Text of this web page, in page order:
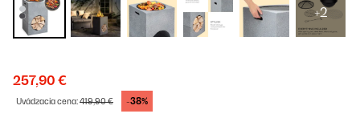
+2
257,90 €
Uvádzacia cena:419,90 € -38%